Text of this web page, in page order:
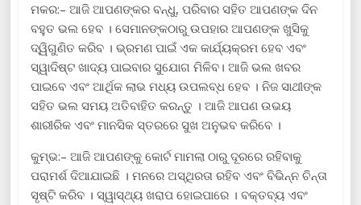
ମକର:– ଆଜି ଆପଣଙ୍କର ବନ୍ଧୁ, ପରିବାର ସହିତ ଆପଣଙ୍କ ଦିନ
ବହୁତ ଭଲ ହେବ । ସେମାନଙ୍କଠାରୁ ଉପହାର ଆପଣଙ୍କ ଖୁସିକୁ
ଦ୍ୱିଗୁଣିତ କରିବ । ଭ୍ରମଣ ପାଇଁ ଏକ କାର୍ଯ୍ୟକ୍ରମ ହେବ ଏବଂ
ସ୍ୱାଦିଷ୍ଟ ଖାଦ୍ୟ ପାଇବାର ସୁଯୋଗ ମିଳିବ। ଆଜି ଭଲ ଖବର
ପାଇବେ ଏବଂ ଆର୍ଥିକ ଲାଭ ମଧ୍ୟ ଉପଲବ୍ଧ ହେବ । ନିଜ ସାଥୀଙ୍କ
ସହିତ ଭଲ ସମୟ ଅତିବାହିତ କରନ୍ତୁ । ଆଜି ଆପଣ ଉଭୟ
ଶାରୀରିକ ଏବଂ ମାନସିକ ସ୍ତରରେ ସୁଖ ଅନୁଭବ କରିବେ ।
କୁମ୍ଭ:– ଆଜି ଆପଣଙ୍କୁ କୋର୍ଟ ମାମଲା ଠାରୁ ଦୂରରେ ରହିବାକୁ
ପରାମର୍ଶ ଦିଆଯାଇଛି । ମନରେ ଅସ୍ଥିରତା ରହିବ ଏବଂ ବିଭିନ୍ନ ଚିନ୍ତା
ସୃଷ୍ଟି କରିବ । ସ୍ୱାସ୍ଥ୍ୟ ଖରାପ ହୋଇପାରେ । ବକ୍ତବ୍ୟ ଏବଂ